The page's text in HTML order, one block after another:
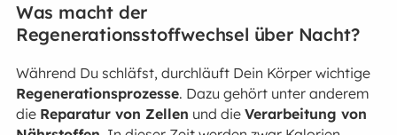
Was macht der
Regenerationsstoffwechsel über Nacht?
Während Du schläfst, durchläuft Dein Körper wichtige
Regenerationsprozesse. Dazu gehört unter anderem
die Reparatur von Zellen und die Verarbeitung von